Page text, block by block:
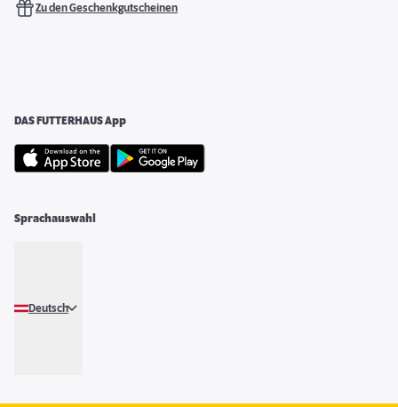
Zu den Geschenkgutscheinen
DAS FUTTERHAUS App
Sprachauswahl
Deutsch